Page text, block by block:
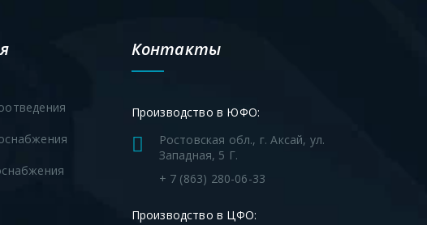
Контакты
Производство в ЮФО:
Ростовская обл., г. Аксай, ул.
Западная, 5 Г.
+ 7 (863) 280-06-33
Производство в ЦФО: